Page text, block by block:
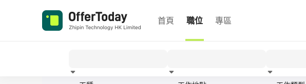
首頁 職位 專區